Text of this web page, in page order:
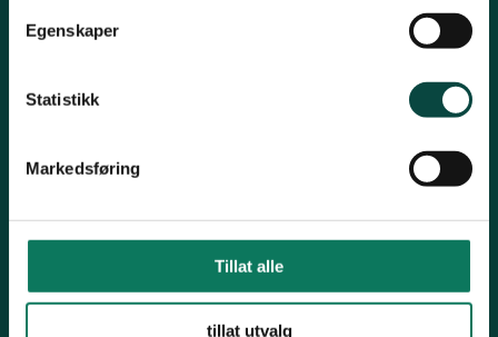
Egenskaper
Statistikk
Markedsføring
Tillat alle
tillat utvalg
Lyngdal
Øst i Agder
Fylkesleder, Ragnhild Nilsen
Kontakt naturvernforbundet
Organisasjonsnummer: 971331613
Kontonummer: 30003003007